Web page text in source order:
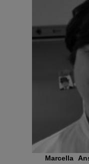
Marcella